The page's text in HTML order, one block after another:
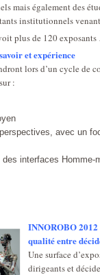
mais également des
institutionnels
plus de 120
et expérience
lors d’un cycle de
:
avec un
des interfaces Homme-
INNOROBO 2012
qualité entre
Une surface
dirigeants et